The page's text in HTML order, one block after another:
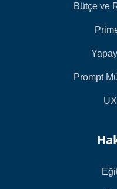
Bütçe ve
Prompt